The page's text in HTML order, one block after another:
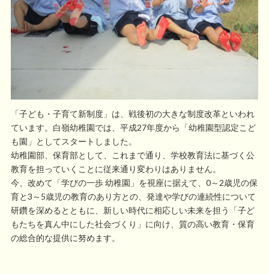
「子ども・子育て新制度」は、戦後初の大きな制度改革といわれ
ています。白嶺幼稚園では、平成27年度から「幼稚園型認定こど
も園」としてスタートしました。
幼稚園部、保育部として、これまで通り、学校教育法に基づく公
教育を担っていくことに従来通り変わりはありません。
今、改めて「学びの一歩 幼稚園」を視座に据えて、0～2歳児の保
育と3～5歳児の教育のあり方との、発達や学びの連続性について
研鑽を深めるとともに、新しい時代に相応しい未来を担う「子ど
もたちを真ん中にした社会づくり」に向け、質の高い教育・保育
の総合的な提供に努めます。